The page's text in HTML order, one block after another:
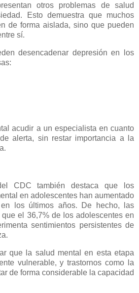
otros problemas de salud
Esto demuestra que muchos
de forma aislada, sino que pueden
sí.
desencadenar depresión en los
acudir a un especialista en cuanto
alerta, sin restar importancia a la
CDC también destaca que los
en adolescentes han aumentado
los últimos años. De hecho, las
el 36,7% de los adolescentes en
sentimientos persistentes de
que la salud mental en esta etapa
vulnerable, y trastornos como la
de forma considerable la capacidad